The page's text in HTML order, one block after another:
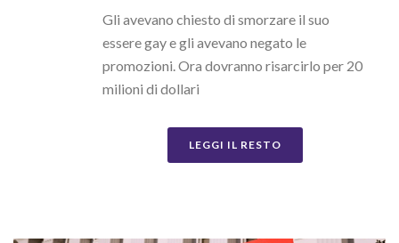
Gli avevano chiesto di smorzare il suo
essere gay e gli avevano negato le
promozioni. Ora dovranno risarcirlo per 20
milioni di dollari
LEGGI IL RESTO